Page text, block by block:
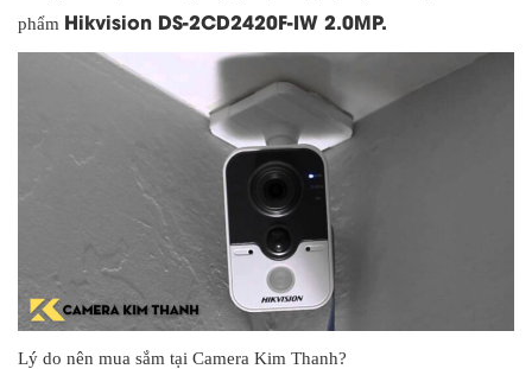
phẩm Hikvision DS-2CD2420F-IW 2.0MP.
Lý do nên mua sắm tại Camera Kim Thanh?